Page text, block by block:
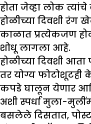
होता जेव्हा लोक
होळीच्या दिवशी रंग
काळात प्रत्येकजण
शोधू लागला आहे.
होळीच्या दिवशी
तर योग्य
कपडे घालून येणार
अशी स्पर्धा मुला-
बसलेले दिसतात,